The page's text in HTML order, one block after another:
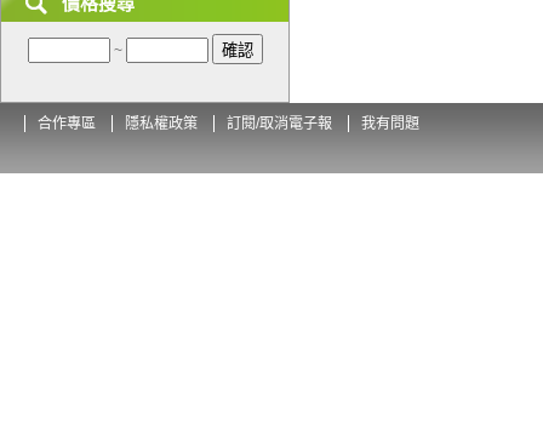
~
合作專區 隱私權政策 訂閱/取消電子報 我有問題